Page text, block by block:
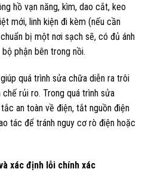
hồ vạn năng, kìm, dao cắt, keo
mới, linh kiện đi kèm (nếu cần
bị một nơi sạch sẽ, có đủ ánh
phận bên trong nồi.
quá trình sửa chữa diễn ra trôi
rủi ro. Trong quá trình sửa
an toàn về điện, tắt nguồn điện
tác để tránh nguy cơ rò điện hoặc
xác định lỗi chính xác